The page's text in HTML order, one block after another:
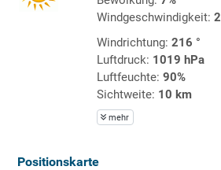
Windgeschwindigkeit:
Windrichtung: 216 °
Luftdruck: 1019 hPa
Luftfeuchte: 90%
Sichtweite: 10 km
mehr
Positionskarte